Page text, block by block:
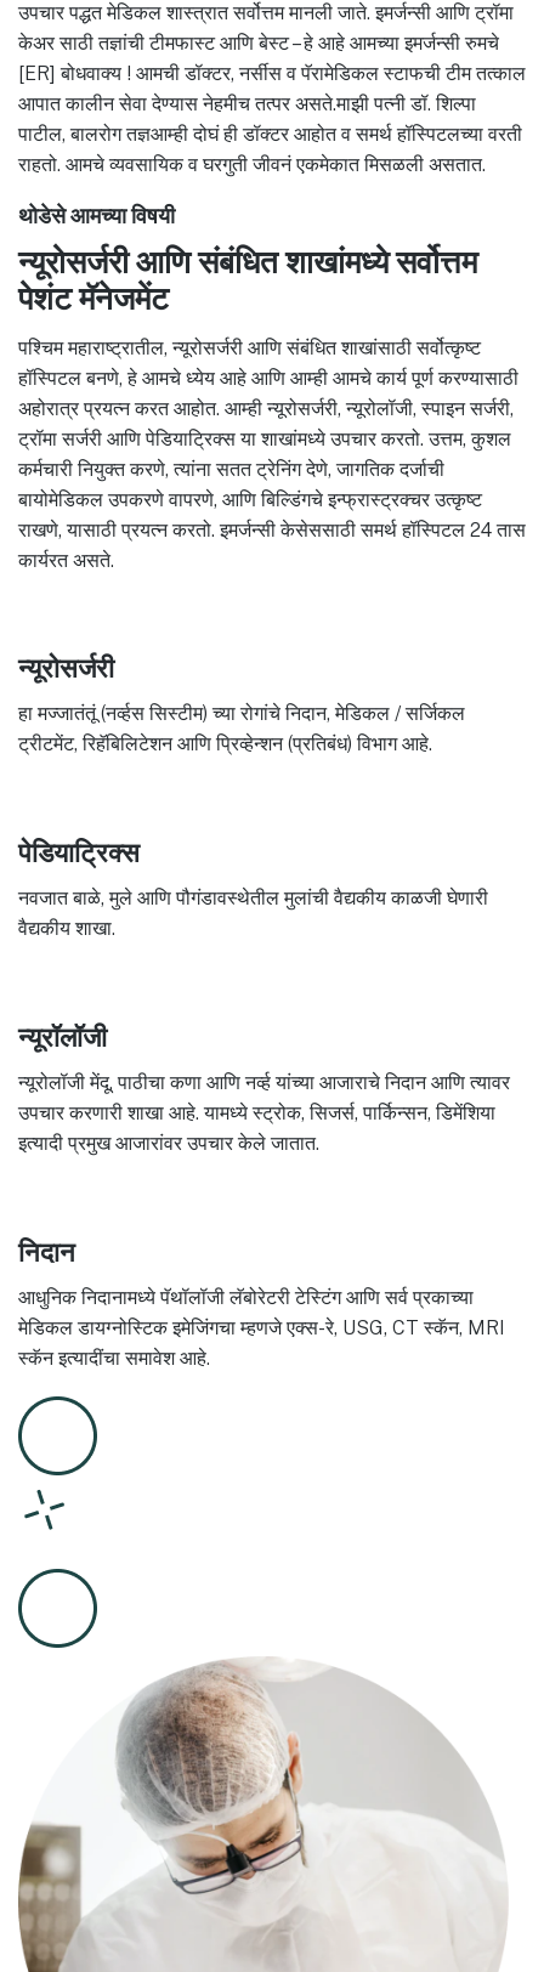
उपचार पद्धत मेडिकल शास्त्रात सर्वोत्तम मानली जाते. इमर्जन्सी आणि ट्रॉमा
केअर साठी तज्ञांची टीमफास्ट आणि बेस्ट – हे आहे आमच्या इमर्जन्सी रुमचे
[ER] बोधवाक्य ! आमची डॉक्टर, नर्सीस व पॅरामेडिकल स्टाफची टीम तत्काल
आपात कालीन सेवा देण्यास नेहमीच तत्पर असते.माझी पत्नी डॉ. शिल्पा
पाटील, बालरोग तज्ञआम्ही दोघं ही डॉक्टर आहोत व समर्थ हॉस्पिटलच्या वरती
राहतो. आमचे व्यवसायिक व घरगुती जीवनं एकमेकात मिसळली असतात.
थोडेसे आमच्या विषयी
न्यूरोसर्जरी आणि संबंधित शाखांमध्ये सर्वोत्तम
पेशंट मॅनेजमेंट
पश्चिम महाराष्ट्रातील, न्यूरोसर्जरी आणि संबंधित शाखांसाठी सर्वोत्कृष्ट
हॉस्पिटल बनणे, हे आमचे ध्येय आहे आणि आम्ही आमचे कार्य पूर्ण करण्यासाठी
अहोरात्र प्रयत्न करत आहोत. आम्ही न्यूरोसर्जरी, न्यूरोलॉजी, स्पाइन सर्जरी,
ट्रॉमा सर्जरी आणि पेडियाट्रिक्स या शाखांमध्ये उपचार करतो. उत्तम, कुशल
कर्मचारी नियुक्त करणे, त्यांना सतत ट्रेनिंग देणे, जागतिक दर्जाची
बायोमेडिकल उपकरणे वापरणे, आणि बिल्डिंगचे इन्फ्रास्ट्रक्चर उत्कृष्ट
राखणे, यासाठी प्रयत्न करतो. इमर्जन्सी केसेससाठी समर्थ हॉस्पिटल 24 तास
कार्यरत असते.
न्यूरोसर्जरी
हा मज्जातंतूं (नर्व्हस सिस्टीम) च्या रोगांचे निदान, मेडिकल / सर्जिकल
ट्रीटमेंट, रिहॅबिलिटेशन आणि प्रिव्हेन्शन (प्रतिबंध) विभाग आहे.
पेडियाट्रिक्स
नवजात बाळे, मुले आणि पौगंडावस्थेतील मुलांची वैद्यकीय काळजी घेणारी
वैद्यकीय शाखा.
न्यूरॉलॉजी
न्यूरोलॉजी मेंदू, पाठीचा कणा आणि नर्व्ह यांच्या आजाराचे निदान आणि त्यावर
उपचार करणारी शाखा आहे. यामध्ये स्ट्रोक, सिजर्स, पार्किन्सन, डिमेंशिया
इत्यादी प्रमुख आजारांवर उपचार केले जातात.
निदान
आधुनिक निदानामध्ये पॅथॉलॉजी लॅबोरेटरी टेस्टिंग आणि सर्व प्रकाच्या
मेडिकल डायग्नोस्टिक इमेजिंगचा म्हणजे एक्स-रे, USG, CT स्कॅन, MRI
स्कॅन इत्यादींचा समावेश आहे.